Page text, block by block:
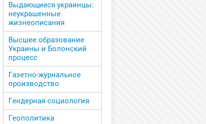
Выдающиеся украинцы:
неукрашенные
жизнеописания
Высшее образование
Украины и Болонский
процесс
Газетно-журнальное
производство
Гендерная социология
Геополитика